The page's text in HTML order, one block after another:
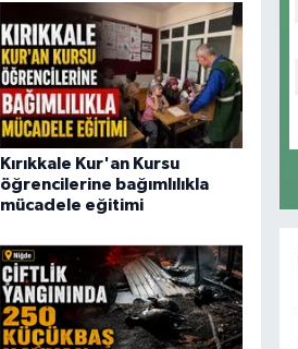
Kırıkkale Kur'an Kursu
öğrencilerine bağımlılıkla
mücadele eğitimi